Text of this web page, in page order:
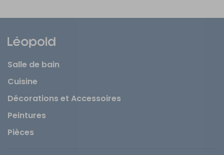
Salle de bain
Cuisine
Décorations et Accessoires
Peintures
Pièces